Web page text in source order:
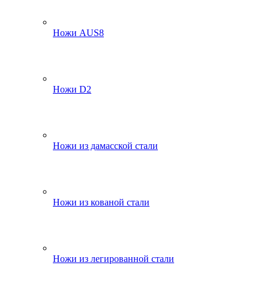
Ножи AUS8
Ножи D2
Ножи из дамасской стали
Ножи из кованой стали
Ножи из легированной стали